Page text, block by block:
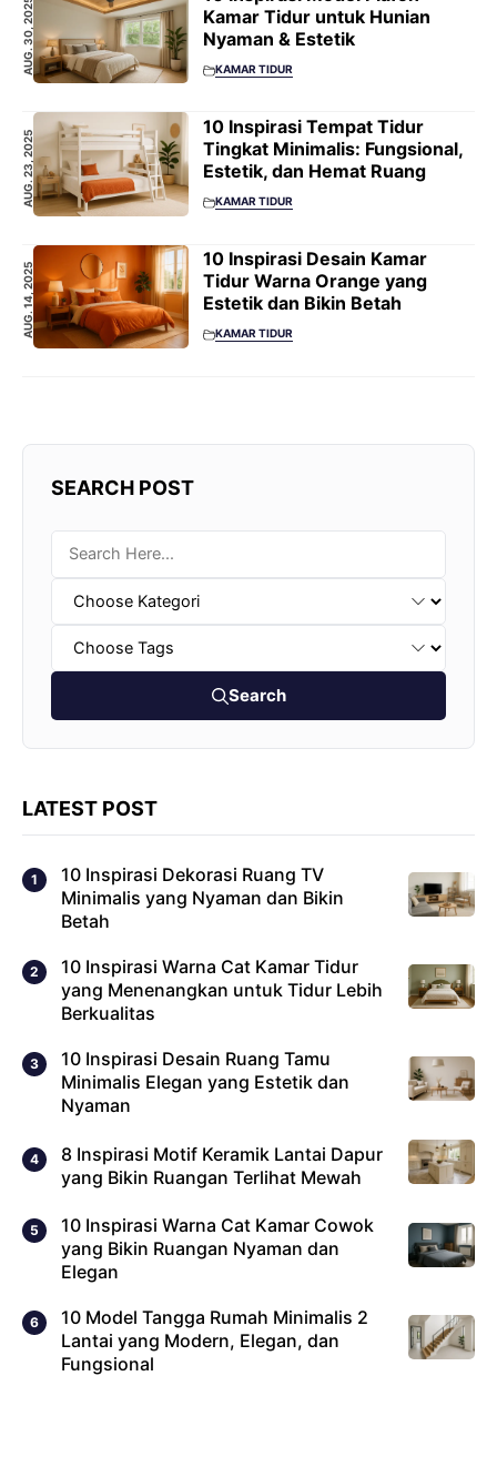
AUG. 30, 2025
Kamar Tidur untuk Hunian
Nyaman & Estetik
KAMAR TIDUR
AUG. 23, 2025
10 Inspirasi Tempat Tidur
Tingkat Minimalis: Fungsional,
Estetik, dan Hemat Ruang
KAMAR TIDUR
AUG. 14, 2025
10 Inspirasi Desain Kamar
Tidur Warna Orange yang
Estetik dan Bikin Betah
KAMAR TIDUR
SEARCH POST
Search
LATEST POST
10 Inspirasi Dekorasi Ruang TV
Minimalis yang Nyaman dan Bikin
Betah
10 Inspirasi Warna Cat Kamar Tidur
yang Menenangkan untuk Tidur Lebih
Berkualitas
10 Inspirasi Desain Ruang Tamu
Minimalis Elegan yang Estetik dan
Nyaman
8 Inspirasi Motif Keramik Lantai Dapur
yang Bikin Ruangan Terlihat Mewah
10 Inspirasi Warna Cat Kamar Cowok
yang Bikin Ruangan Nyaman dan
Elegan
10 Model Tangga Rumah Minimalis 2
Lantai yang Modern, Elegan, dan
Fungsional